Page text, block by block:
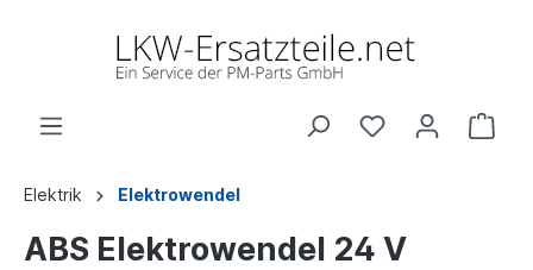
Elektrik Elektrowendel
ABS Elektrowendel 24 V